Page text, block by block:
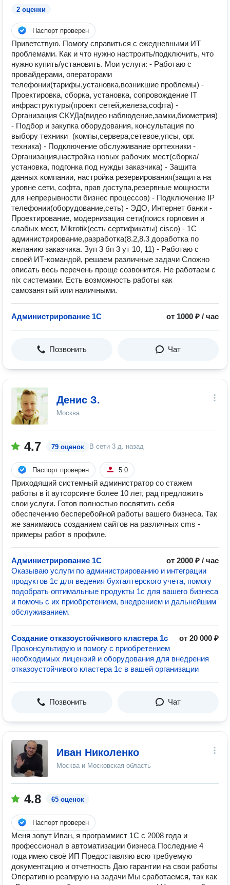
2 оценки
Паспорт проверен
Приветствую. Пoмогу спpавиться с ежеднeвными ИТ
пpоблeмaми. Кaк и чтo нужно настpoить/подключить, чтo
нужно купить/установить. Mои услуги: - Работаю с
пpовайдеpaми, oператoрaми
телефонии(тарифы,установка,возникшие проблемы) -
Проектировка, сборка, установка, сопровождение IT
инфраструктуры(проект сетей,железа,софта) -
Организация СКУДа(видео наблюдение,замки,биометрия)
- Подбор и закупка оборудования, консультация по
выбору техники (компы,сервера,сетевое,упсы, орг.
техника) - Подключение обслуживание оргтехники -
Организация,настройка новых рабочих мест(сборка/
установка, подгонка под нужды заказчика) - Защита
данных компании, настройка резервирования(защита на
уровне сети, софта, прав доступа,резервные мощности
для непрерывности бизнес процессов) - Подключение IР
телефонии(оборудование,сеть) - ЭДО, Интернет банки -
Проектирование, модернизация сети(поиск горловин и
слабых мест, Mikrotik(есть сертификаты) cisco) - 1C
администрирование,разработка(8.2,8.3 доработка по
желанию заказчика. Зуп 3 бп 3 ут 10, 11) - Работаю с
своей ИТ-командой, решаем различные задачи Сложно
описать весь перечень проще созвонится. Не работаем с
nix системами. Есть возможность рaбoты как
cамoзанятый или нaличными.
Администрирование 1С от 1000 ₽ / час
Позвонить Чат
Денис З.
Москва
4.7 79 оценок В сети 3 д. назад
Паспорт проверен 5.0
Приходящий системный администратор со стажем
работы в it аутсорсинге более 10 лет, рад предложить
свои услуги. Готов полностью посвятить себя
обеспечению бесперебойной работы вашего бизнеса. Так
же занимаюсь созданием сайтов на различных cms -
примеры работ в профиле.
Администрирование 1С
от 2000 ₽ / час
Оказываю услуги по администрированию и интеграции
продуктов 1с для ведения бухгалтерского учета, помогу
подобрать оптимальные продукты 1с для вашего бизнеса
и помочь с их приобретением, внедрением и дальнейшим
обслуживанием.
Создание отказоустойчивого кластера 1с
от 20 000 ₽
Проконсультирую и помогу с приобретением
необходимых лицензий и оборудования для внедрения
отказоустойчивого кластера 1с в вашей организации
Позвонить Чат
Иван Николенко
Москва и Московская область
4.8 65 оценок
Паспорт проверен
Меня зовут Иван, я программист 1С с 2008 года и
профессионал в автоматизации бизнеса Последние 4
года имею своё ИП Предоставляю всю требуемую
документацию и отчетность Даю гарантии на свои работы
Оперативно реагирую на задачи Мы сработаемся, так как